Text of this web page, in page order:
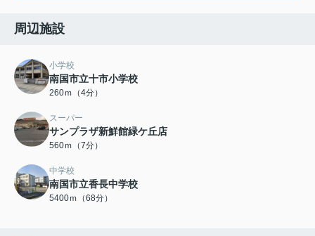
周辺施設
小学校
南国市立十市小学校
260ｍ（4分）
スーパー
サンプラザ新鮮館緑ケ丘店
560ｍ（7分）
中学校
南国市立香長中学校
5400ｍ（68分）